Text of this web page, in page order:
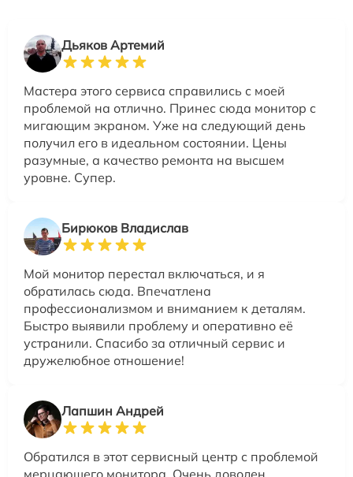
Дьяков Артемий
Мастера этого сервиса справились с моей
проблемой на отлично. Принес сюда монитор с
мигающим экраном. Уже на следующий день
получил его в идеальном состоянии. Цены
разумные, а качество ремонта на высшем
уровне. Супер.
Бирюков Владислав
Мой монитор перестал включаться, и я
обратилась сюда. Впечатлена
профессионализмом и вниманием к деталям.
Быстро выявили проблему и оперативно её
устранили. Спасибо за отличный сервис и
дружелюбное отношение!
Лапшин Андрей
Обратился в этот сервисный центр с проблемой
мерцающего монитора. Очень доволен